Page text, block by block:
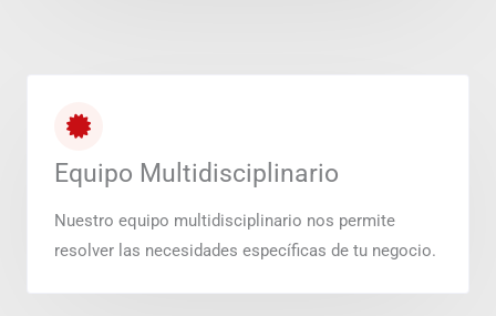
Equipo Multidisciplinario
Nuestro equipo multidisciplinario nos permite
resolver las necesidades específicas de tu negocio.